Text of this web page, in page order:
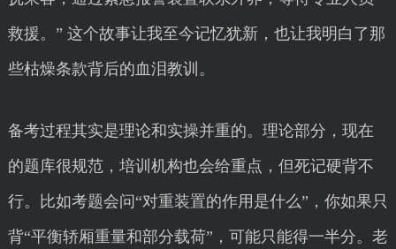
救援。” 这个故事让我至今记忆犹新，也让我明白了那
些枯燥条款背后的血泪教训。
备考过程其实是理论和实操并重的。理论部分，现在
的题库很规范，培训机构也会给重点，但死记硬背不
行。比如考题会问“对重装置的作用是什么”，你如果只
背“平衡轿厢重量和部分载荷”，可能只能得一半分。老